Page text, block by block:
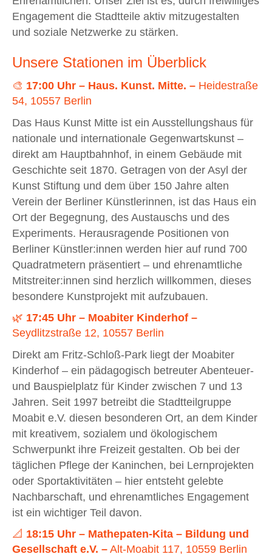
Engagement die Stadtteile aktiv mitzugestalten
und soziale Netzwerke zu stärken.
Unsere Stationen im Überblick
🎨 17:00 Uhr – Haus. Kunst. Mitte. – Heidestraße
54, 10557 Berlin
Das Haus Kunst Mitte ist ein Ausstellungshaus für
nationale und internationale Gegenwartskunst –
direkt am Hauptbahnhof, in einem Gebäude mit
Geschichte seit 1870. Getragen von der Asyl der
Kunst Stiftung und dem über 150 Jahre alten
Verein der Berliner Künstlerinnen, ist das Haus ein
Ort der Begegnung, des Austauschs und des
Experiments. Herausragende Positionen von
Berliner Künstler:innen werden hier auf rund 700
Quadratmetern präsentiert – und ehrenamtliche
Mitstreiter:innen sind herzlich willkommen, dieses
besondere Kunstprojekt mit aufzubauen.
🌿 17:45 Uhr – Moabiter Kinderhof –
Seydlitzstraße 12, 10557 Berlin
Direkt am Fritz-Schloß-Park liegt der Moabiter
Kinderhof – ein pädagogisch betreuter Abenteuer-
und Bauspielplatz für Kinder zwischen 7 und 13
Jahren. Seit 1997 betreibt die Stadtteilgruppe
Moabit e.V. diesen besonderen Ort, an dem Kinder
mit kreativem, sozialem und ökologischem
Schwerpunkt ihre Freizeit gestalten. Ob bei der
täglichen Pflege der Kaninchen, bei Lernprojekten
oder Sportaktivitäten – hier entsteht gelebte
Nachbarschaft, und ehrenamtliches Engagement
ist ein wichtiger Teil davon.
📐 18:15 Uhr – Mathepaten-Kita – Bildung und
Gesellschaft e.V. – Alt-Moabit 117, 10559 Berlin